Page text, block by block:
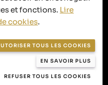
de cookies
de vente
et fonctions. Lire
cookies.
TOUS LES COOKIES
EN SAVOIR PLUS
REFUSER TOUS LES COOKIES